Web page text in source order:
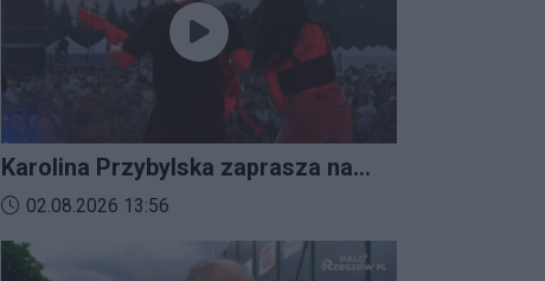
Karolina Przybylska zaprasza na
Imprezalia 2026
Data dodania materiału wideo:
02.08.2026 13:56